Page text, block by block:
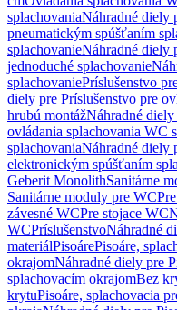
splachovaniaNáhradné diely
pneumatickým spúšťaním
splachovanieNáhradné diely
jednoduché splachovanie
splachovaniePríslušenstvo
diely pre Príslušenstvo pre
hrubú montážNáhradné
ovládania splachovania WC
splachovaniaNáhradné diely
elektronickým spúšťaním
Geberit MonolithSanitárne
Sanitárne moduly pre WC
závesné WCPre stojace WC
WCPríslušenstvoNáhradné
materiálPisoárePisoáre,
okrajomNáhradné diely pre
splachovacím okrajomBez
krytuPisoáre, splachovacia